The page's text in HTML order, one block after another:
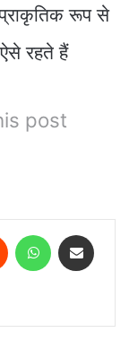
रूप से
रहते हैं
post
Reddit WhatsApp